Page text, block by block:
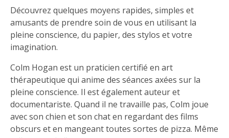
Art réflexif pour prendre soin de soi
Découvrez quelques moyens rapides, simples et
amusants de prendre soin de vous en utilisant la
pleine conscience, du papier, des stylos et votre
imagination.
Colm Hogan est un praticien certifié en art
thérapeutique qui anime des séances axées sur la
pleine conscience. Il est également auteur et
documentariste. Quand il ne travaille pas, Colm joue
avec son chien et son chat en regardant des films
obscurs et en mangeant toutes sortes de pizza. Même